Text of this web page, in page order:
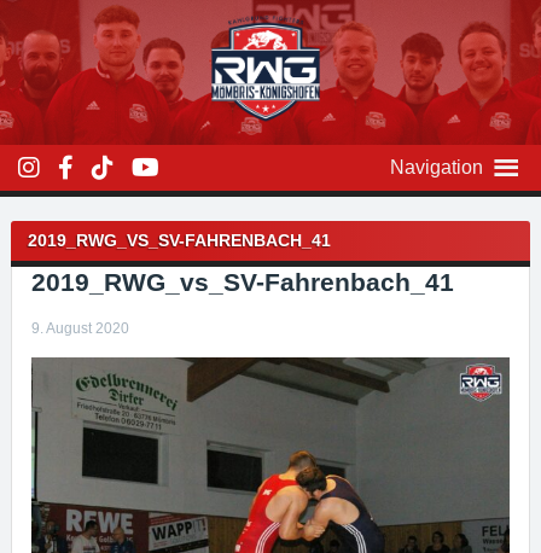
Inhalt
überspringen
Navigation
2019_RWG_VS_SV-FAHRENBACH_41
2019_RWG_vs_SV-Fahrenbach_41
9. August 2020
Beitragsnavigation